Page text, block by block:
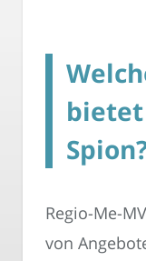
bietet
Regio-Me-
von